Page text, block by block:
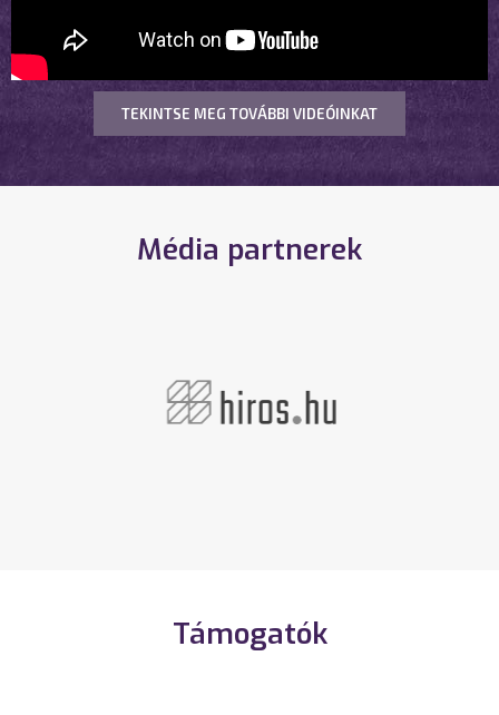
TEKINTSE MEG TOVÁBBI VIDEÓINKAT
Média partnerek
Támogatók